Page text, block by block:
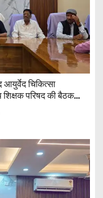
चिकित्सा
शिक्षक परिषद की बैठक
सभी